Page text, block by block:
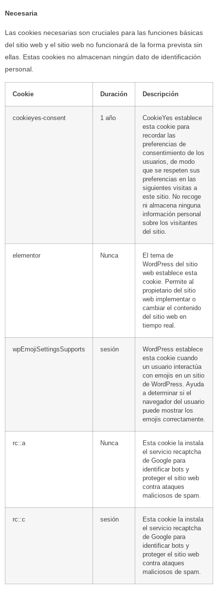
Necesaria
Las cookies necesarias son cruciales para las funciones básicas
del sitio web y el sitio web no funcionará de la forma prevista sin
ellas. Estas cookies no almacenan ningún dato de identificación
personal.
Cookie Duración Descripción
cookieyes-consent 1 año
CookieYes establece
esta cookie para
recordar las
preferencias de
consentimiento de los
usuarios, de modo
que se respeten sus
preferencias en las
siguientes visitas a
este sitio. No recoge
ni almacena ninguna
información personal
sobre los visitantes
del sitio.
elementor Nunca
El tema de
WordPress del sitio
web establece esta
cookie. Permite al
propietario del sitio
web implementar o
cambiar el contenido
del sitio web en
tiempo real.
wpEmojiSettingsSupports sesión
WordPress establece
esta cookie cuando
un usuario interactúa
con emojis en un sitio
de WordPress. Ayuda
a determinar si el
navegador del usuario
puede mostrar los
emojis correctamente.
rc::a Nunca
Esta cookie la instala
el servicio recaptcha
de Google para
identificar bots y
proteger el sitio web
contra ataques
maliciosos de spam.
rc::c sesión
Esta cookie la instala
el servicio recaptcha
de Google para
identificar bots y
proteger el sitio web
contra ataques
maliciosos de spam.